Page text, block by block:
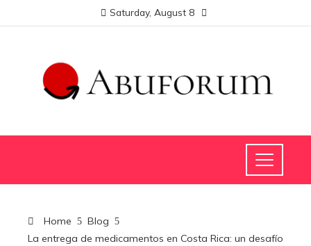
Saturday, August 8
Home
Blog
La entrega de medicamentos en Costa Rica: un desafío